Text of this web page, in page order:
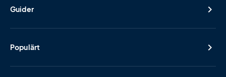
Guider
Populärt